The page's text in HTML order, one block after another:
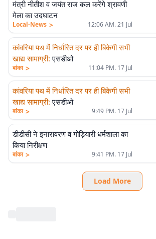
मंत्री नीतीश व जयंत राज कल करेंगे श्रावणी
मेला का उदघाटन
Local-News > 12:06 AM. 21 Jul
कांवरिया पथ में निर्धारित दर पर ही बिकेगी सभी
खाद्य सामाग्री: एसडीओ
बांका > 11:04 PM. 17 Jul
कांवरिया पथ में निर्धारित दर पर ही बिकेगी सभी
खाद्य सामाग्री: एसडीओ
बांका > 9:49 PM. 17 Jul
डीडीसी ने इनारावरण व गोड़ियारी धर्मशाला का
किया निरीक्षण
बांका > 9:41 PM. 17 Jul
Load More